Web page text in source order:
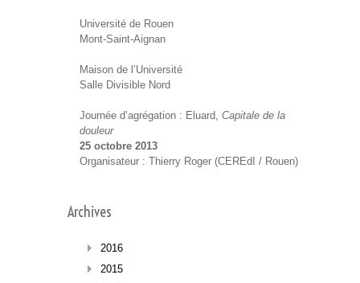
Université de Rouen
Mont-Saint-Aignan
Maison de l’Université
Salle Divisible Nord
Journée d’agrégation : Eluard, Capitale de la
douleur
25 octobre 2013
Organisateur : Thierry Roger (CEREdI / Rouen)
Archives
2016
2015